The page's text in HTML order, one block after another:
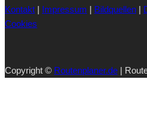
Kontakt | Impressum | Bildquellen |
Cookies
Copyright © Routenplaner.de |